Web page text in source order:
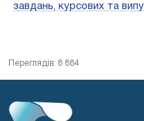
завдань, курсових та
Переглядів: 8 884